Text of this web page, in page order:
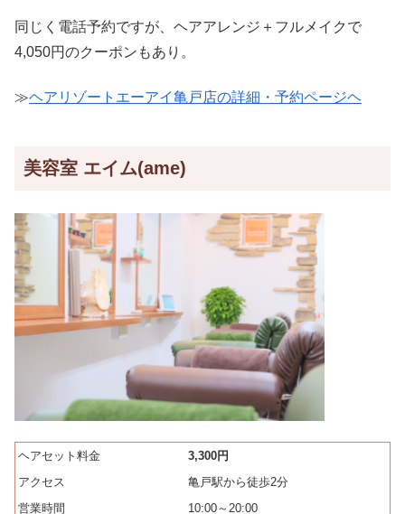
同じく電話予約ですが、ヘアアレンジ＋フルメイクで
4,050円のクーポンもあり。
≫ヘアリゾートエーアイ亀戸店の詳細・予約ページヘ
美容室 エイム(ame)
ヘアセット料金
3,300円
アクセス
亀戸駅から徒歩2分
営業時間
10:00～20:00